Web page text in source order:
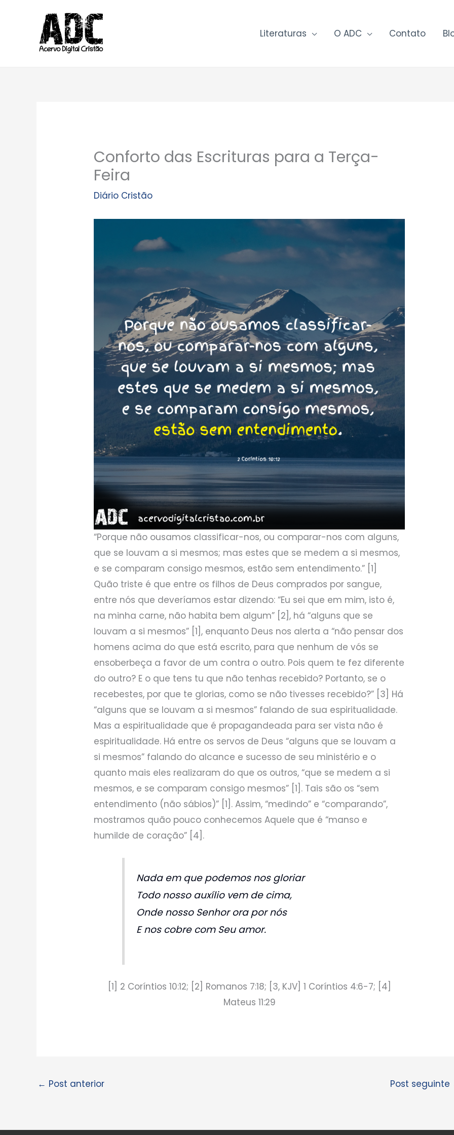
conteúdo
Literaturas O ADC Contato
Conforto das Escrituras para a Terça-
Feira
Diário Cristão
“Porque não ousamos classificar-nos, ou comparar-nos com alguns,
que se louvam a si mesmos; mas estes que se medem a si mesmos,
e se comparam consigo mesmos, estão sem entendimento.” [1]
Quão triste é que entre os filhos de Deus comprados por sangue,
entre nós que deveríamos estar dizendo: “Eu sei que em mim, isto é,
na minha carne, não habita bem algum” [2], há “alguns que se
louvam a si mesmos” [1], enquanto Deus nos alerta a “não pensar dos
homens acima do que está escrito, para que nenhum de vós se
ensoberbeça a favor de um contra o outro. Pois quem te fez diferente
do outro? E o que tens tu que não tenhas recebido? Portanto, se o
recebestes, por que te glorias, como se não tivesses recebido?” [3] Há
“alguns que se louvam a si mesmos” falando de sua espiritualidade.
Mas a espiritualidade que é propagandeada para ser vista não é
espiritualidade. Há entre os servos de Deus “alguns que se louvam a
si mesmos” falando do alcance e sucesso de seu ministério e o
quanto mais eles realizaram do que os outros, “que se medem a si
mesmos, e se comparam consigo mesmos” [1]. Tais são os “sem
entendimento (não sábios)” [1]. Assim, “medindo” e “comparando”,
mostramos quão pouco conhecemos Aquele que é “manso e
humilde de coração” [4].
Nada em que podemos nos gloriar
Todo nosso auxílio vem de cima,
Onde nosso Senhor ora por nós
E nos cobre com Seu amor.
[1] 2 Coríntios 10:12; [2] Romanos 7:18; [3, KJV] 1 Coríntios 4:6-7; [4]
Mateus 11:29
← Post anterior Post seguinte